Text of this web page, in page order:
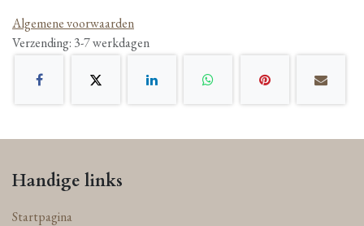
Algemene voorwaarden
Verzending: 3-7 werkdagen
Handige links
Startpagina